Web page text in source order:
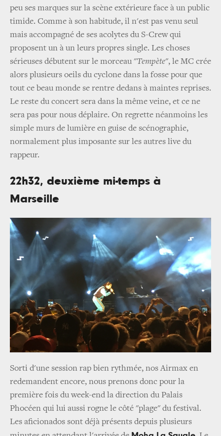
peu ses marques sur la scène extérieure face à un public
timide. Comme à son habitude, il n'est pas venu seul
mais accompagné de ses acolytes du S-Crew qui
proposent un à un leurs propres single. Les choses
sérieuses débutent sur le morceau "Tempète", le MC crée
alors plusieurs oeils du cyclone dans la fosse pour que
tout ce beau monde se rentre dedans à maintes reprises.
Le reste du concert sera dans la même veine, et ce ne
sera pas pour nous déplaire. On regrette néanmoins les
simple murs de lumière en guise de scénographie,
normalement plus imposante sur les autres live du
rappeur.
22h32, deuxième mi-temps à
Marseille
Sorti d'une session rap bien rythmée, nos Airmax en
redemandent encore, nous prenons donc pour la
première fois du week-end la direction du Palais
Phocéen qui lui aussi rogne le côté "plage" du festival.
Les aficionados sont déjà présents depuis plusieurs